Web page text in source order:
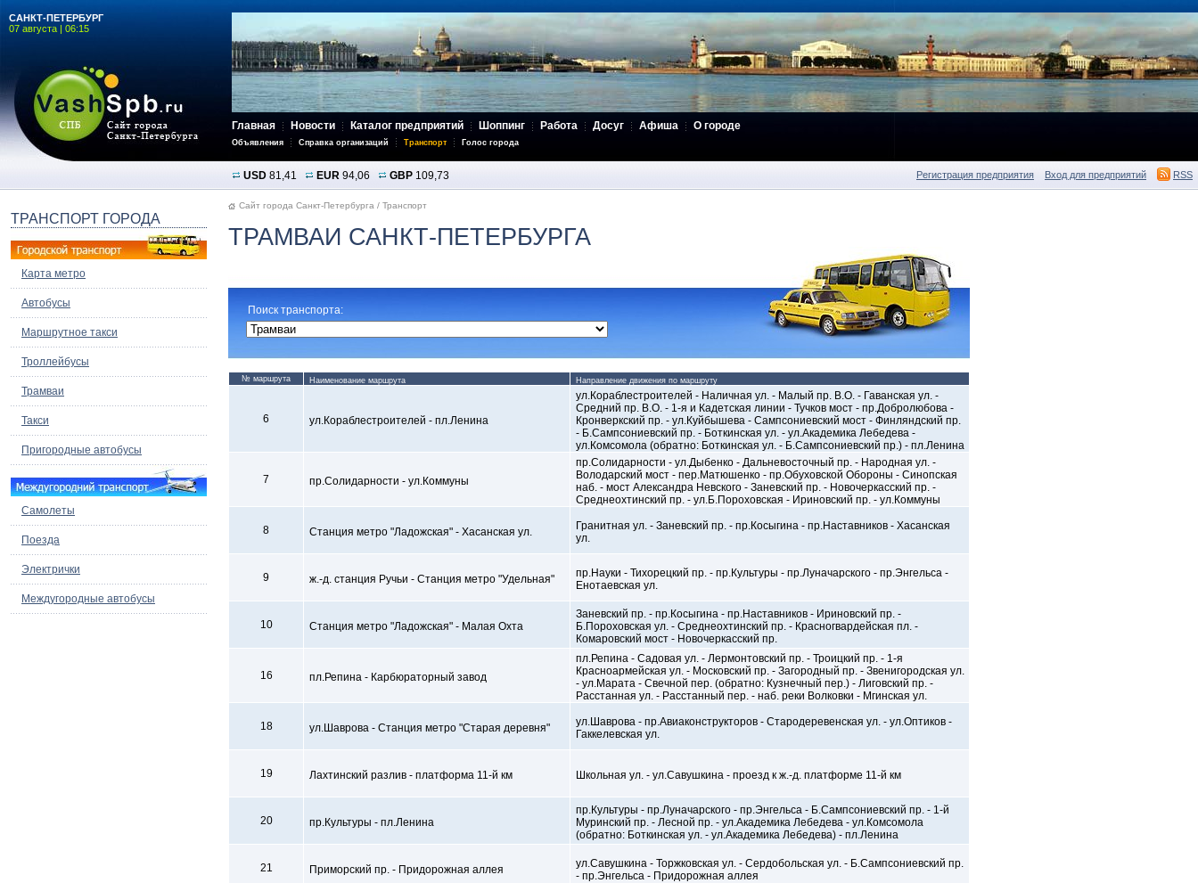
САНКТ-ПЕТЕРБУРГ
07 августа | 06:15
Главная Новости Каталог предприятий Шоппинг Работа Досуг Афиша О городе
Объявления Справка организаций Транспорт Голос города
USD 81,41 EUR 94,06 GBP 109,73 Регистрация предприятия Вход для предприятий RSS
ТРАНСПОРТ ГОРОДА
Карта метро
Автобусы
Маршрутное такси
Троллейбусы
Трамваи
Такси
Пригородные автобусы
Самолеты
Поезда
Электрички
Междугородные автобусы
Сайт города Санкт-Петербурга / Транспорт
ТРАМВАИ САНКТ-ПЕТЕРБУРГА
Поиск транспорта:
№ маршрута Наименование маршрута Направление движения по маршруту
6 ул.Кораблестроителей - пл.Ленина
ул.Кораблестроителей - Наличная ул. - Малый пр. В.О. - Гаванская ул. -
Средний пр. В.О. - 1-я и Кадетская линии - Тучков мост - пр.Добролюбова -
Кронверкский пр. - ул.Куйбышева - Сампсониевский мост - Финляндский пр.
- Б.Сампсониевский пр. - Боткинская ул. - ул.Академика Лебедева -
ул.Комсомола (обратно: Боткинская ул. - Б.Сампсониевский пр.) - пл.Ленина
7 пр.Солидарности - ул.Коммуны
пр.Солидарности - ул.Дыбенко - Дальневосточный пр. - Народная ул. -
Володарский мост - пер.Матюшенко - пр.Обуховской Обороны - Синопская
наб. - мост Александра Невского - Заневский пр. - Новочеркасский пр. -
Среднеохтинский пр. - ул.Б.Пороховская - Ириновский пр. - ул.Коммуны
8 Станция метро "Ладожская" - Хасанская ул.
Гранитная ул. - Заневский пр. - пр.Косыгина - пр.Наставников - Хасанская
ул.
9 ж.-д. станция Ручьи - Станция метро "Удельная"
пр.Науки - Тихорецкий пр. - пр.Культуры - пр.Луначарского - пр.Энгельса -
Енотаевская ул.
10 Станция метро "Ладожская" - Малая Охта
Заневский пр. - пр.Косыгина - пр.Наставников - Ириновский пр. -
Б.Пороховская ул. - Среднеохтинский пр. - Красногвардейская пл. -
Комаровский мост - Новочеркасский пр.
16 пл.Репина - Карбюраторный завод
пл.Репина - Садовая ул. - Лермонтовский пр. - Троицкий пр. - 1-я
Красноармейская ул. - Московский пр. - Загородный пр. - Звенигородская ул.
- ул.Марата - Свечной пер. (обратно: Кузнечный пер.) - Лиговский пр. -
Расстанная ул. - Расстанный пер. - наб. реки Волковки - Мгинская ул.
18 ул.Шаврова - Станция метро "Старая деревня"
ул.Шаврова - пр.Авиаконструкторов - Стародеревенская ул. - ул.Оптиков -
Гаккелевская ул.
19 Лахтинский разлив - платформа 11-й км Школьная ул. - ул.Савушкина - проезд к ж.-д. платформе 11-й км
20 пр.Культуры - пл.Ленина
пр.Культуры - пр.Луначарского - пр.Энгельса - Б.Сампсониевский пр. - 1-й
Муринский пр. - Лесной пр. - ул.Академика Лебедева - ул.Комсомола
(обратно: Боткинская ул. - ул.Академика Лебедева) - пл.Ленина
21 Приморский пр. - Придорожная аллея
ул.Савушкина - Торжковская ул. - Сердобольская ул. - Б.Сампсониевский пр.
- пр.Энгельса - Придорожная аллея